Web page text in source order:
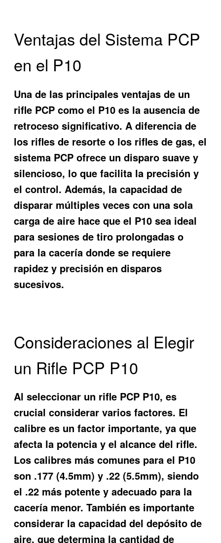
Ventajas del Sistema PCP
en el P10
Una de las principales ventajas de un
rifle PCP como el P10 es la ausencia de
retroceso significativo. A diferencia de
los rifles de resorte o los rifles de gas, el
sistema PCP ofrece un disparo suave y
silencioso, lo que facilita la precisión y
el control. Además, la capacidad de
disparar múltiples veces con una sola
carga de aire hace que el P10 sea ideal
para sesiones de tiro prolongadas o
para la cacería donde se requiere
rapidez y precisión en disparos
sucesivos.
Consideraciones al Elegir
un Rifle PCP P10
Al seleccionar un rifle PCP P10, es
crucial considerar varios factores. El
calibre es un factor importante, ya que
afecta la potencia y el alcance del rifle.
Los calibres más comunes para el P10
son .177 (4.5mm) y .22 (5.5mm), siendo
el .22 más potente y adecuado para la
cacería menor. También es importante
considerar la capacidad del depósito de
aire, que determina la cantidad de